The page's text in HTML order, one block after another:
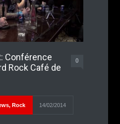
Conférence
Rock Café de
0
, Rock 14/02/2014